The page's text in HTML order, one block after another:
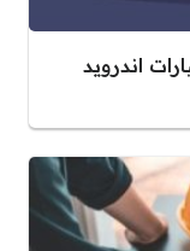
اندرويد